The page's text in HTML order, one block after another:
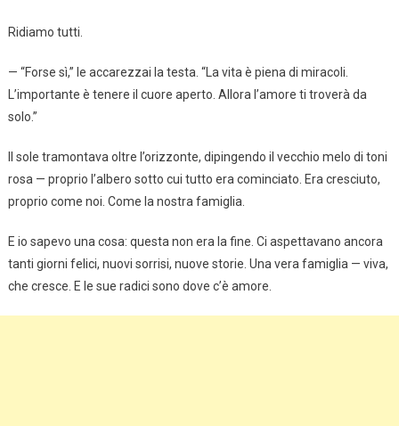
Ridiamo tutti.
— “Forse sì,” le accarezzai la testa. “La vita è piena di miracoli.
L’importante è tenere il cuore aperto. Allora l’amore ti troverà da
solo.”
Il sole tramontava oltre l’orizzonte, dipingendo il vecchio melo di toni
rosa — proprio l’albero sotto cui tutto era cominciato. Era cresciuto,
proprio come noi. Come la nostra famiglia.
E io sapevo una cosa: questa non era la fine. Ci aspettavano ancora
tanti giorni felici, nuovi sorrisi, nuove storie. Una vera famiglia — viva,
che cresce. E le sue radici sono dove c’è amore.